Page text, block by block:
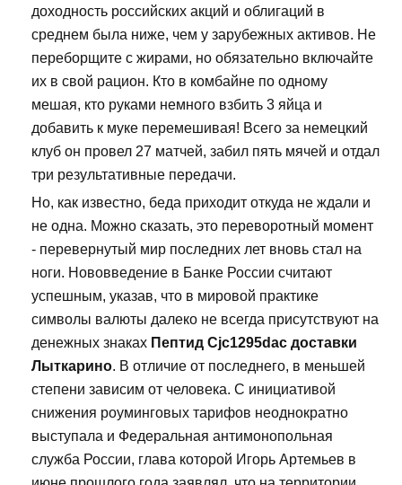
доходность российских акций и облигаций в
среднем была ниже, чем у зарубежных активов. Не
переборщите с жирами, но обязательно включайте
их в свой рацион. Кто в комбайне по одному
мешая, кто руками немного взбить 3 яйца и
добавить к муке перемешивая! Всего за немецкий
клуб он провел 27 матчей, забил пять мячей и отдал
три результативные передачи.
Но, как известно, беда приходит откуда не ждали и
не одна. Можно сказать, это переворотный момент
- перевернутый мир последних лет вновь стал на
ноги. Нововведение в Банке России считают
успешным, указав, что в мировой практике
символы валюты далеко не всегда присутствуют на
денежных знаках Пептид Cjc1295dac доставки
Лыткарино. В отличие от последнего, в меньшей
степени зависим от человека. С инициативой
снижения роуминговых тарифов неоднократно
выступала и Федеральная антимонопольная
служба России, глава которой Игорь Артемьев в